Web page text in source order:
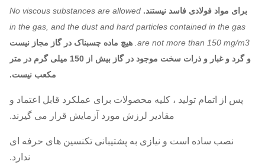
برای مواد فولادی فاسد نیستند. No viscous substances are allowed
in the gas, and the dust and hard particles contained in the gas
are not more than 150 mg/m3. هیچ ماده چسبناک در گاز مجاز نیست
و گرد و غبار و ذرات سخت موجود در گاز بیش از 150 میلی گرم در متر
مکعب نیست.
پس از اتمام تولید ، کلیه محصولات برای عملکرد قابل اعتماد و
مقادیر لرزش مورد آزمایش قرار می گیرند.
نصب ساده است و نیازی به پشتیبانی تکنسین های حرفه ای
ندارد.